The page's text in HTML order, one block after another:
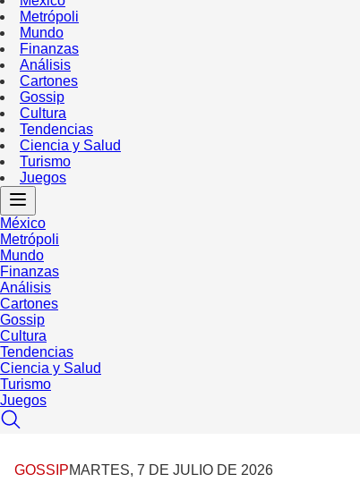
Metrópoli
Mundo
Finanzas
Análisis
Cartones
Gossip
Cultura
Tendencias
Ciencia y Salud
Turismo
Juegos
México
Metrópoli
Mundo
Finanzas
Análisis
Cartones
Gossip
Cultura
Tendencias
Ciencia y Salud
Turismo
Juegos
GOSSIPMARTES, 7 DE JULIO DE 2026